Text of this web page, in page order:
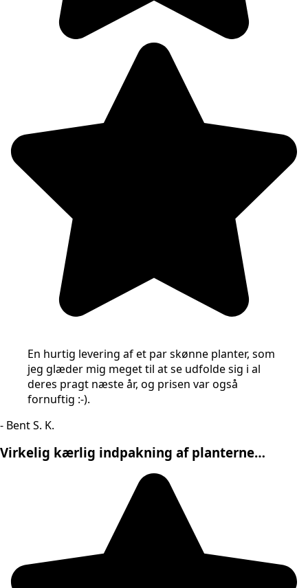
En hurtig levering af et par skønne planter, som
jeg glæder mig meget til at se udfolde sig i al
deres pragt næste år, og prisen var også
fornuftig :-).
- Bent S. K.
Virkelig kærlig indpakning af planterne…